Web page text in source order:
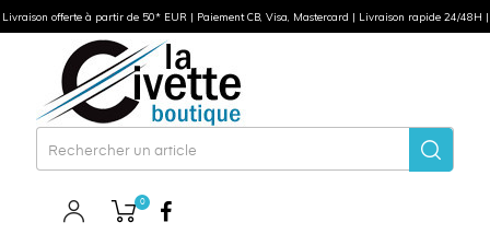
0
Livraison offerte à partir de 50* EUR | Paiement CB, Visa, Mastercard | Livraison rapide 24/48H |